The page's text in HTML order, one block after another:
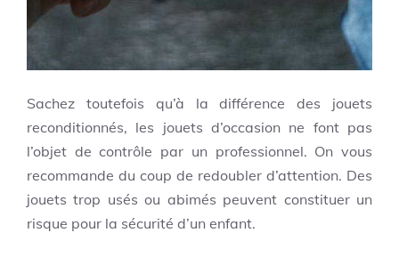
Sachez toutefois qu’à la différence des jouets
reconditionnés, les jouets d’occasion ne font pas
l’objet de contrôle par un professionnel. On vous
recommande du coup de redoubler d’attention. Des
jouets trop usés ou abimés peuvent constituer un
risque pour la sécurité d’un enfant.